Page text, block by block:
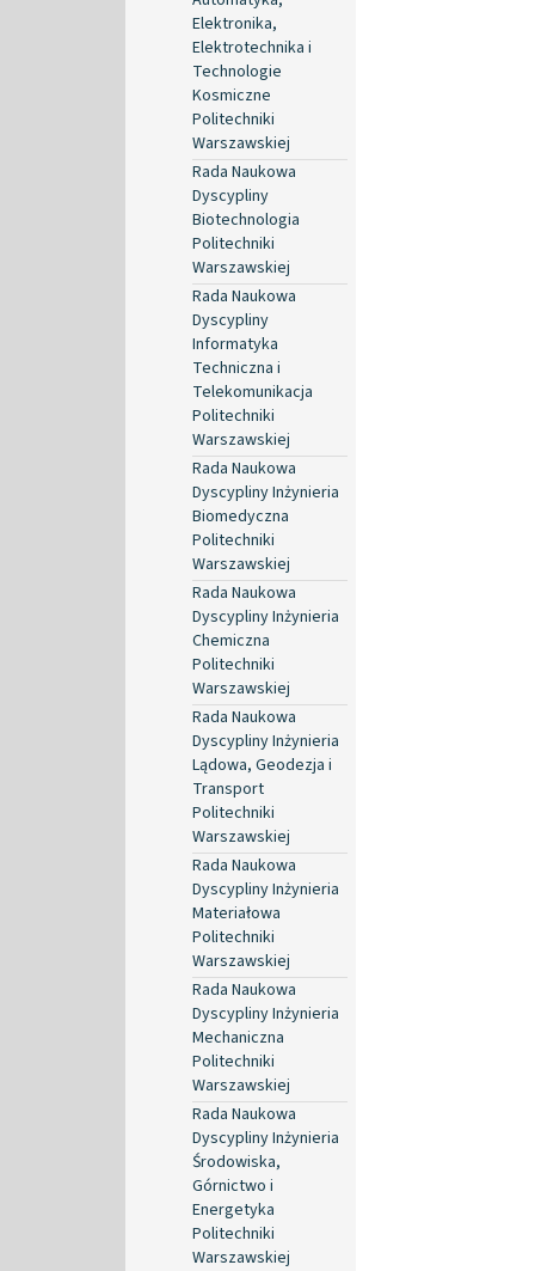
Elektronika,
Elektrotechnika i
Technologie
Kosmiczne
Politechniki
Warszawskiej
Rada Naukowa
Dyscypliny
Biotechnologia
Politechniki
Warszawskiej
Rada Naukowa
Dyscypliny
Informatyka
Techniczna i
Telekomunikacja
Politechniki
Warszawskiej
Rada Naukowa
Dyscypliny Inżynieria
Biomedyczna
Politechniki
Warszawskiej
Rada Naukowa
Dyscypliny Inżynieria
Chemiczna
Politechniki
Warszawskiej
Rada Naukowa
Dyscypliny Inżynieria
Lądowa, Geodezja i
Transport
Politechniki
Warszawskiej
Rada Naukowa
Dyscypliny Inżynieria
Materiałowa
Politechniki
Warszawskiej
Rada Naukowa
Dyscypliny Inżynieria
Mechaniczna
Politechniki
Warszawskiej
Rada Naukowa
Dyscypliny Inżynieria
Środowiska,
Górnictwo i
Energetyka
Politechniki
Warszawskiej